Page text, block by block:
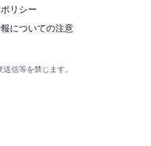
リシー
についての注意
信等を禁じます。